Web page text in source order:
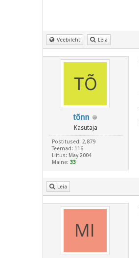
Veebileht Leia
tõnn
Kasutaja
Postitused: 2,879
Teemad: 116
Liitus: May 2004
Maine: 33
Leia